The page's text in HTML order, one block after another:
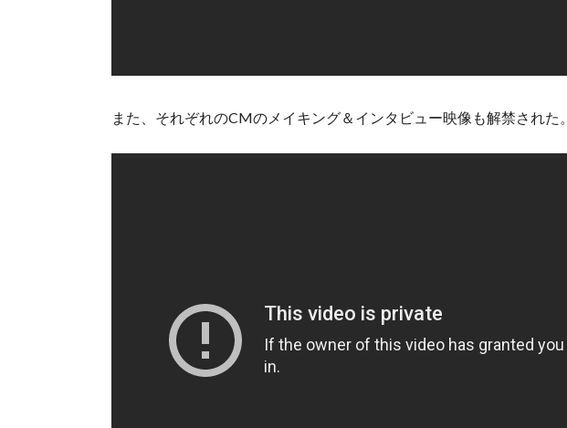
また、それぞれのCMのメイキング＆インタビュー映像も解禁された。